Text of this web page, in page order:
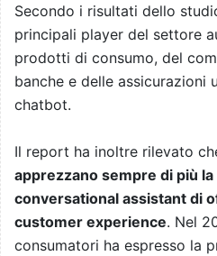
Secondo i risultati dello
principali player del settore
prodotti di consumo, del
banche e delle assicurazioni
chatbot.
Il report ha inoltre rilevato
apprezzano sempre di più
conversational assistant di
customer experience. Nel
consumatori ha espresso la